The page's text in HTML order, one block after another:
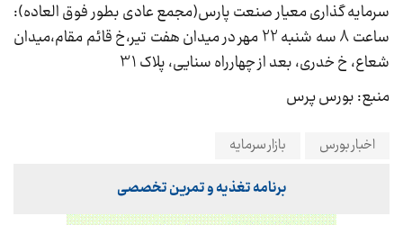
سرمایه گذاری معیار صنعت پارس(مجمع عادی بطور فوق العاده):
ساعت 8 سه شنبه 22 مهر در میدان هفت تیر،خ قائم مقام،میدان
شعاع، خ خدری، بعد از چهارراه سنایی، پلاک 31
منبع: بورس پرس
اخبار بورس بازار سرمایه
برنامه تغذیه و تمرین تخصصی